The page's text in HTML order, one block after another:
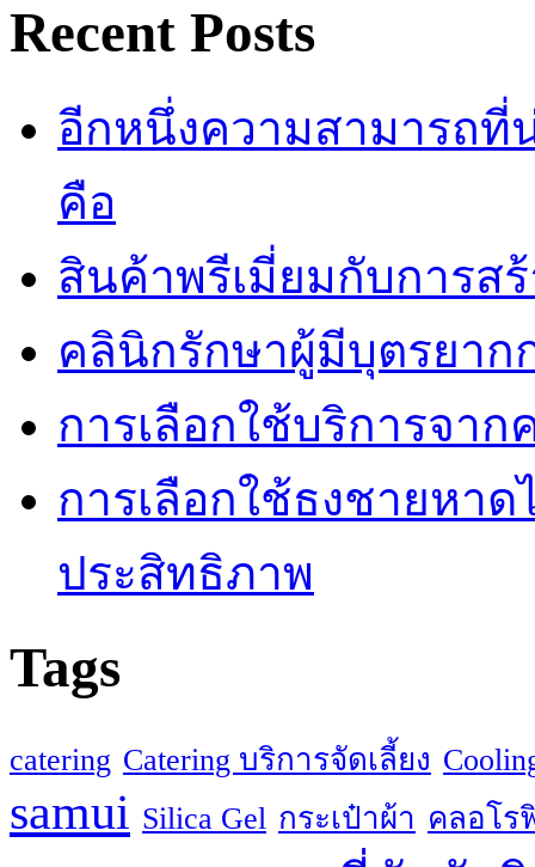
Recent Posts
อีกหนึ่งความสามารถที่
คือ
สินค้าพรีเมี่ยมกับการส
คลินิกรักษาผู้มีบุตรยาก
การเลือกใช้บริการจา
การเลือกใช้ธงชายหาด
ประสิทธิภาพ
Tags
catering Catering บริการจัดเลี้ยง
samui Silica Gel กระเป๋าผ้า คลอโร